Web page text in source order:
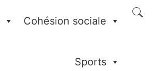
Cohésion sociale
Sports